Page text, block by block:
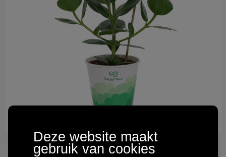
Technologie & gadgets
Themageschenken
Deze website maakt
gebruik van cookies